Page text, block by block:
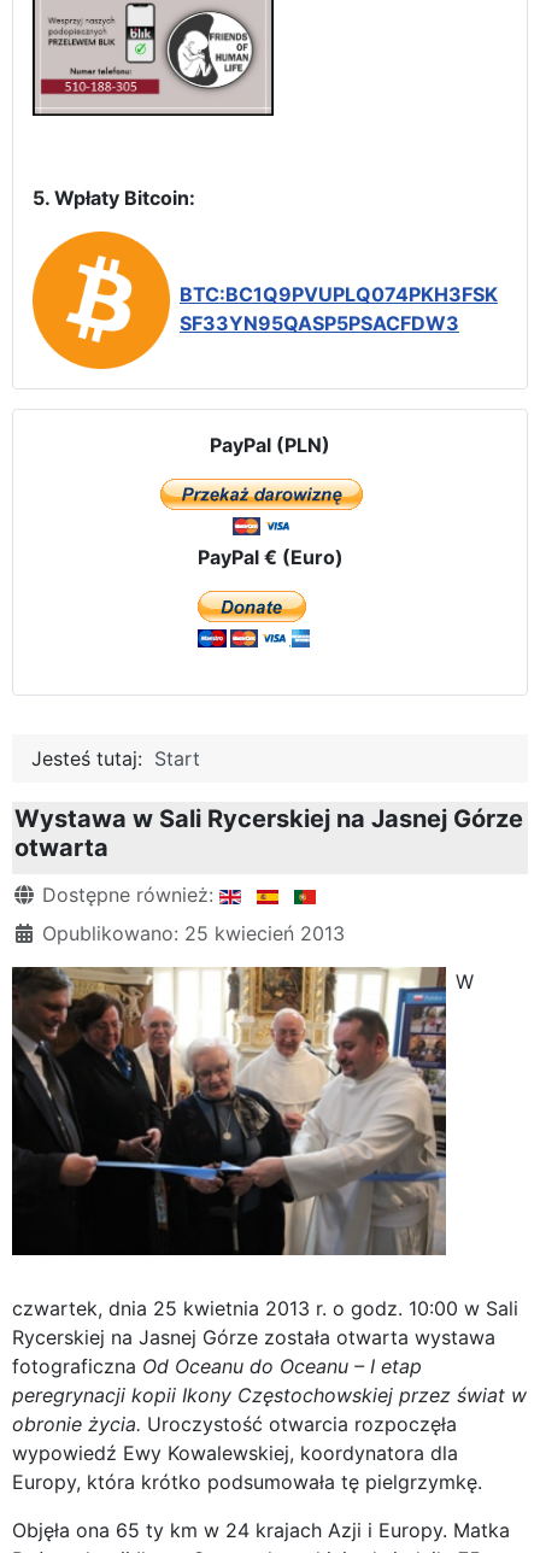
5. Wpłaty Bitcoin:
BTC:BC1Q9PVUPLQ074PKH3FSK
SF33YN95QASP5PSACFDW3
PayPal (PLN)
PayPal € (Euro)
Jesteś tutaj: Start
Wystawa w Sali Rycerskiej na Jasnej Górze
otwarta
Szczegóły
Dostępne również:
Opublikowano: 25 kwiecień 2013
W
czwartek, dnia 25 kwietnia 2013 r. o godz. 10:00 w Sali
Rycerskiej na Jasnej Górze została otwarta wystawa
fotograficzna Od Oceanu do Oceanu – I etap
peregrynacji kopii Ikony Częstochowskiej przez świat w
obronie życia. Uroczystość otwarcia rozpoczęła
wypowiedź Ewy Kowalewskiej, koordynatora dla
Europy, która krótko podsumowała tę pielgrzymkę.
Objęła ona 65 ty km w 24 krajach Azji i Europy. Matka